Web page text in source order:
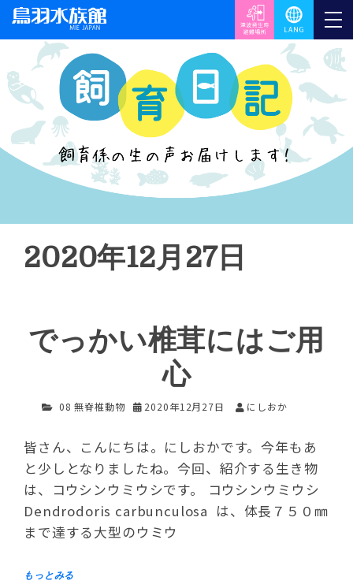
2020年12月27日
でっかい椎茸にはご用
心
08 無脊椎動物 2020年12月27日 にしおか
皆さん、こんにちは。にしおかです。今年もあ
と少しとなりましたね。今回、紹介する生き物
は、コウシンウミウシです。 コウシンウミウシ
Dendrodoris carbunculosa は、体長７５０㎜
まで達する大型のウミウ